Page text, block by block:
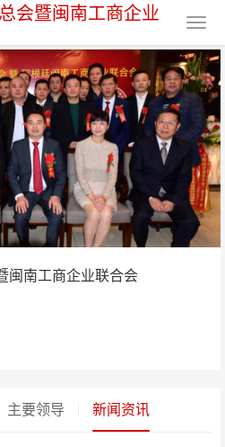
会暨闽南工商企业
闽南工商企业联合会
主要领导 新闻资讯
会暨闽南工